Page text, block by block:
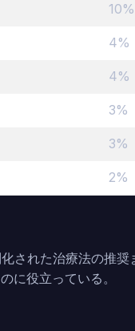
10%
4%
4%
3%
3%
2%
された治療法の推
に役立っている。